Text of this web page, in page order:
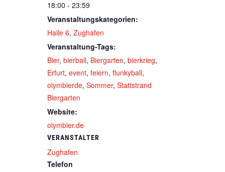
18:00 - 23:59
Veranstaltungskategorien:
Halle 6, Zughafen
Veranstaltung-Tags:
Bier, bierball, Biergarten, bierkrieg,
Erfurt, event, feiern, flunkyball,
olymbierde, Sommer, Stattstrand
Biergarten
Website:
olymbier.de
VERANSTALTER
Zughafen
Telefon